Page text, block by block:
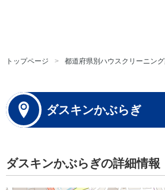
トップページ 都道府県別ハウスクリーニン
ダスキンかぶらぎ
ダスキンかぶらぎの詳細情報